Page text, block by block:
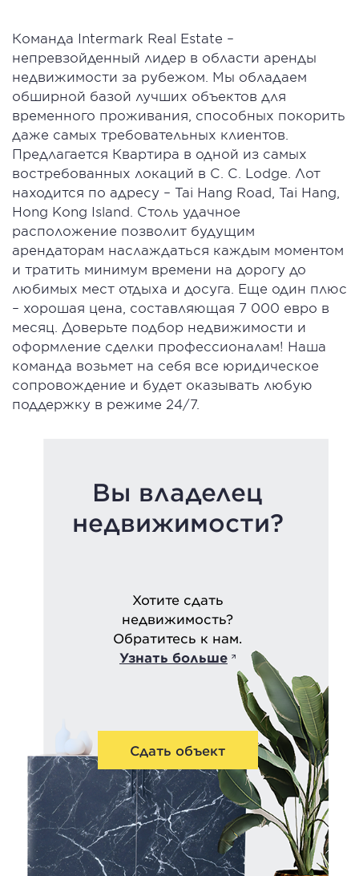
Команда Intermark Real Estate –
непревзойденный лидер в области аренды
недвижимости за рубежом. Мы обладаем
обширной базой лучших объектов для
временного проживания, способных покорить
даже самых требовательных клиентов.
Предлагается Квартира в одной из самых
востребованных локаций в C. C. Lodge. Лот
находится по адресу – Tai Hang Road, Tai Hang,
Hong Kong Island. Столь удачное
расположение позволит будущим
арендаторам наслаждаться каждым моментом
и тратить минимум времени на дорогу до
любимых мест отдыха и досуга. Еще один плюс
– хорошая цена, составляющая 7 000 евро в
месяц. Доверьте подбор недвижимости и
оформление сделки профессионалам! Наша
команда возьмет на себя все юридическое
сопровождение и будет оказывать любую
поддержку в режиме 24/7.
Вы владелец
недвижимости?
Хотите сдать
недвижимость?
Обратитесь к нам.
Узнать больше
Сдать объект